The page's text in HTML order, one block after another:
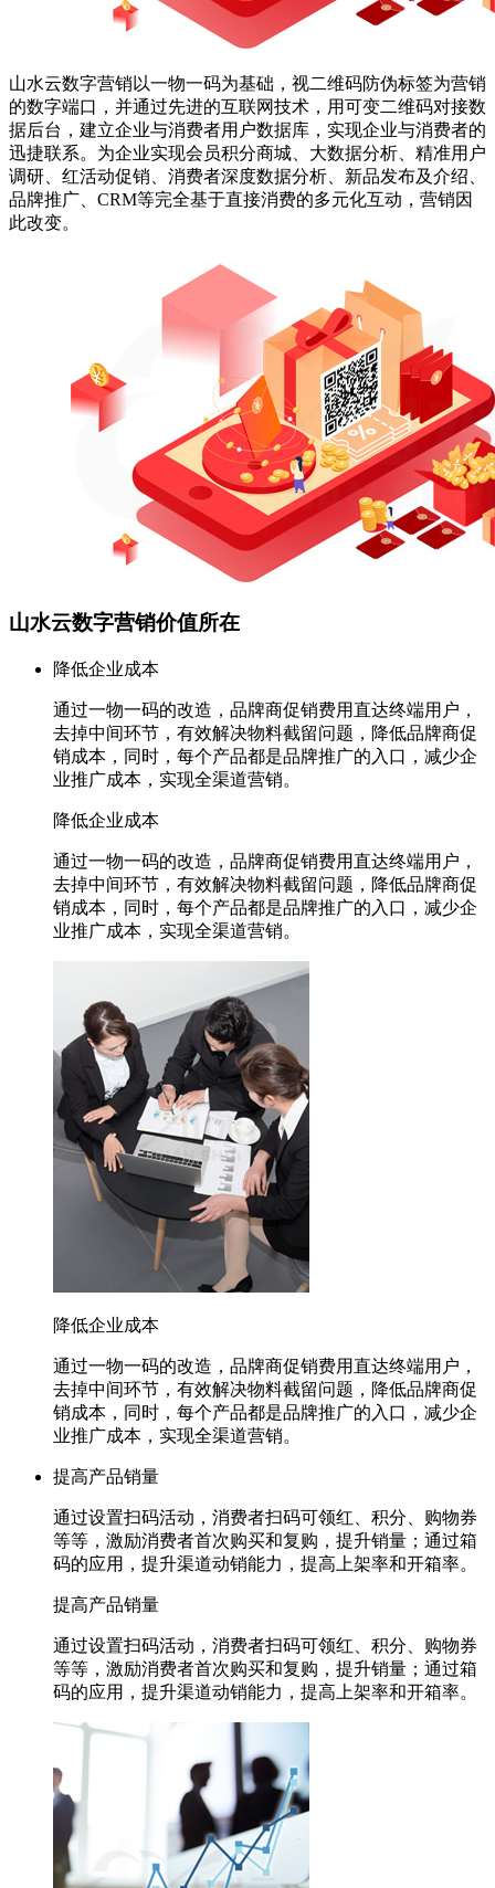
山水云数字营销以一物一码为基础，视二维码防伪标签为营销
的数字端口，并通过先进的互联网技术，用可变二维码对接数
据后台，建立企业与消费者用户数据库，实现企业与消费者的
迅捷联系。为企业实现会员积分商城、大数据分析、精准用户
调研、 红活动促销、消费者深度数据分析、新品发布及介绍、
品牌推广、CRM等完全基于直接消费的多元化互动，营销因
此改变。
山水云数字营销价值所在
降低企业成本
通过一物一码的改造，品牌商促销费用直达终端用户，
去掉中间环节，有效解决物料截留问题，降低品牌商促
销成本，同时，每个产品都是品牌推广的入口，减少企
业推广成本，实现全渠道营销。
降低企业成本
通过一物一码的改造，品牌商促销费用直达终端用户，
去掉中间环节，有效解决物料截留问题，降低品牌商促
销成本，同时，每个产品都是品牌推广的入口，减少企
业推广成本，实现全渠道营销。
降低企业成本
通过一物一码的改造，品牌商促销费用直达终端用户，
去掉中间环节，有效解决物料截留问题，降低品牌商促
销成本，同时，每个产品都是品牌推广的入口，减少企
业推广成本，实现全渠道营销。
提高产品销量
通过设置扫码活动，消费者扫码可领红 、积分、购物券
等等，激励消费者首次购买和复购，提升销量；通过箱
码的应用，提升渠道动销能力，提高上架率和开箱率。
提高产品销量
通过设置扫码活动，消费者扫码可领红 、积分、购物券
等等，激励消费者首次购买和复购，提升销量；通过箱
码的应用，提升渠道动销能力，提高上架率和开箱率。